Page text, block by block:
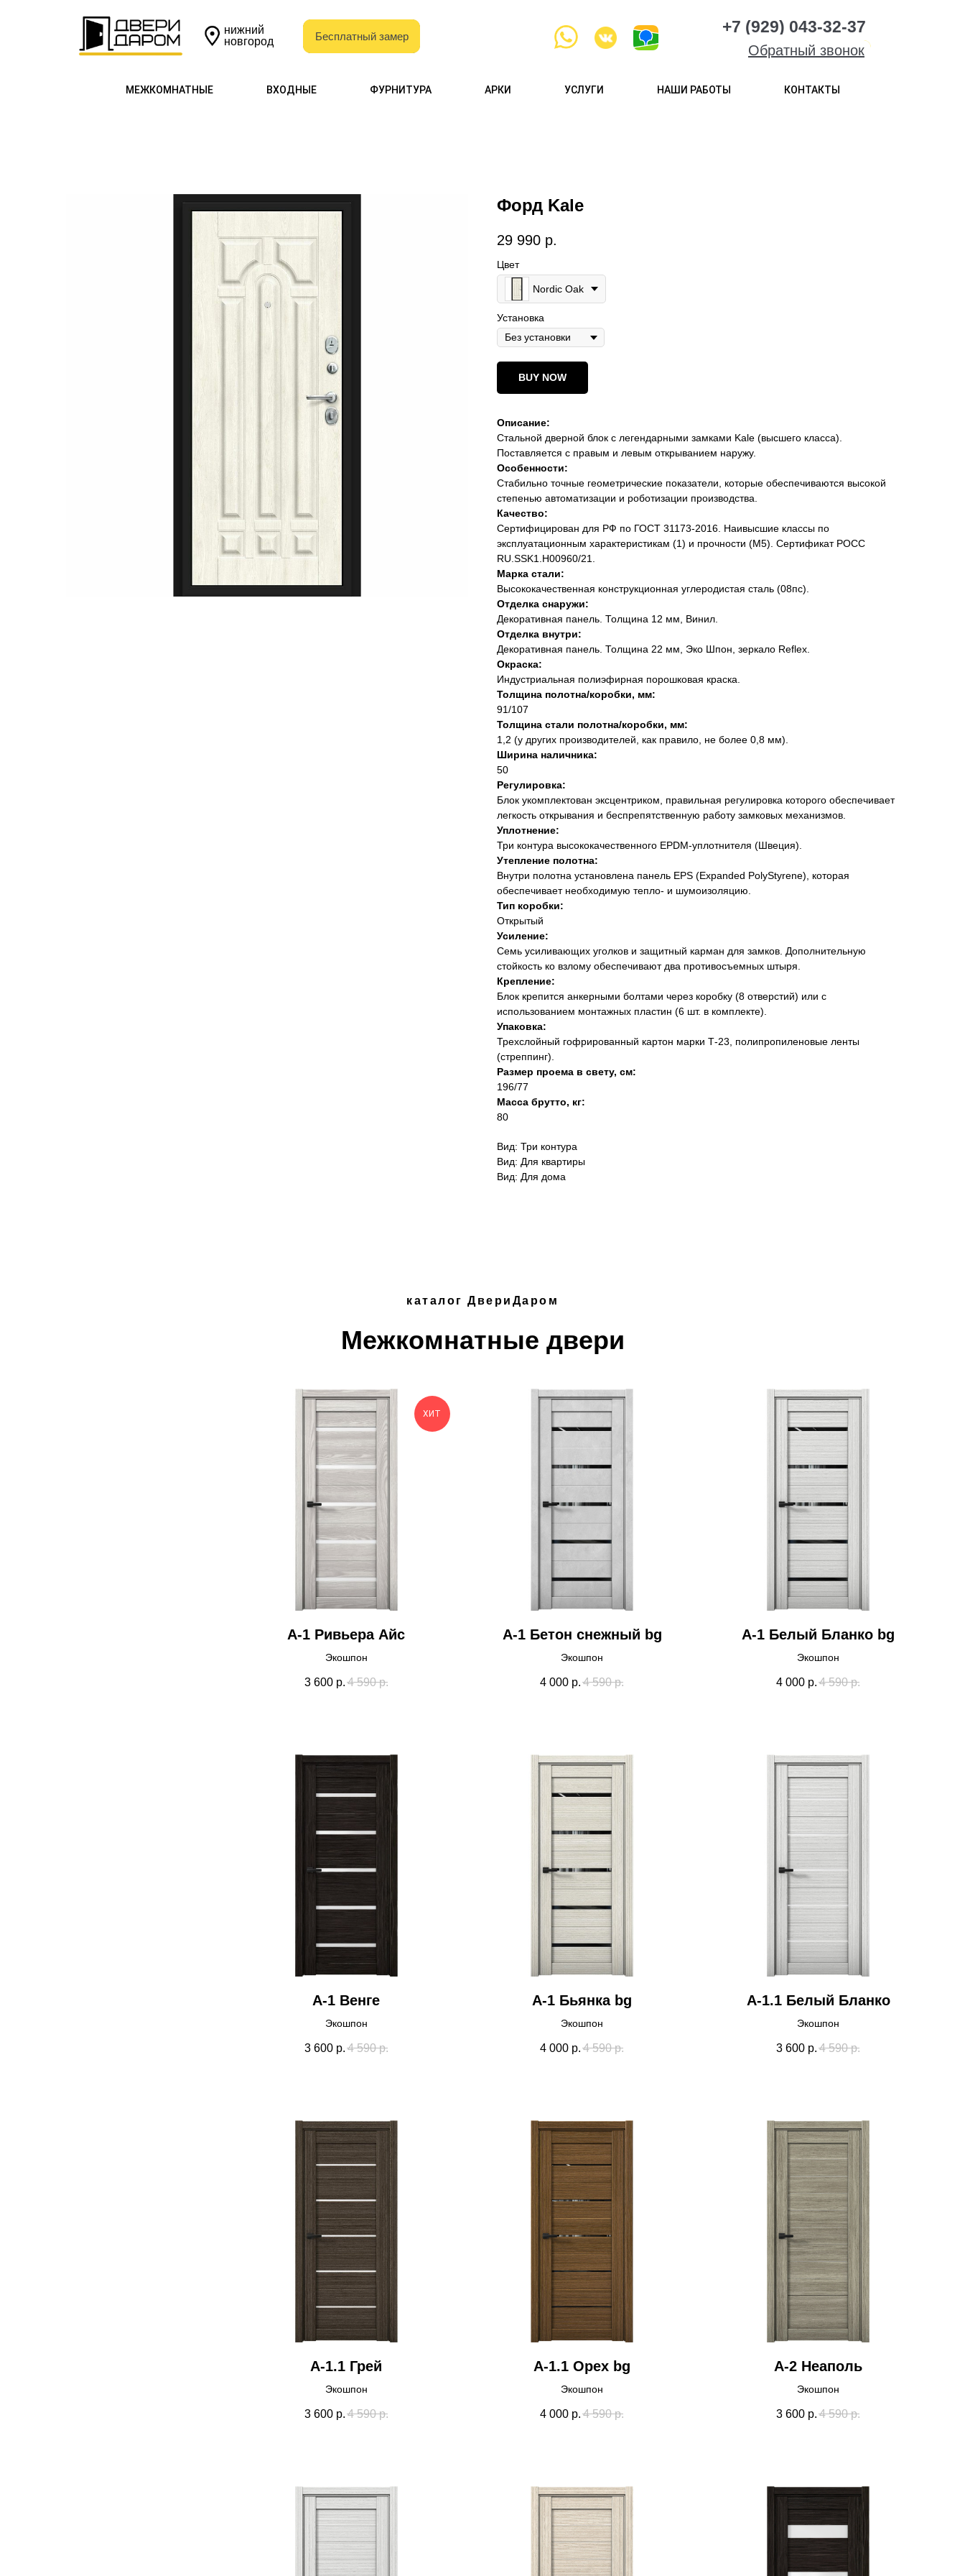
+7 (929) 043-32-37
нижний
новгород
Бесплатный замер
Обратный звонок
Бесплатный замер
и каталогами
МЕЖКОМНАТНЫЕ ВХОДНЫЕ ФУРНИТУРА АРКИ УСЛУГИ НАШИ РАБОТЫ КОНТАКТЫ
Форд Kale
29 990 р.
Цвет
Nordic Oak
Установка
BUY NOW
Описание:
Стальной дверной блок с легендарными замками Kale (высшего класса).
Поставляется с правым и левым открыванием наружу.
Особенности:
Стабильно точные геометрические показатели, которые обеспечиваются высокой
степенью автоматизации и роботизации производства.
Качество:
Сертифицирован для РФ по ГОСТ 31173-2016. Наивысшие классы по
эксплуатационным характеристикам (1) и прочности (М5). Сертификат POCC
RU.SSK1.H00960/21.
Марка стали:
Высококачественная конструкционная углеродистая сталь (08пс).
Отделка снаружи:
Декоративная панель. Толщина 12 мм, Винил.
Отделка внутри:
Декоративная панель. Толщина 22 мм, Эко Шпон, зеркало Reflex.
Окраска:
Индустриальная полиэфирная порошковая краска.
Толщина полотна/коробки, мм:
91/107
Толщина стали полотна/коробки, мм:
1,2 (у других производителей, как правило, не более 0,8 мм).
Ширина наличника:
50
Регулировка:
Блок укомплектован эксцентриком, правильная регулировка которого обеспечивает
легкость открывания и беспрепятственную работу замковых механизмов.
Уплотнение:
Три контура высококачественного EPDM-уплотнителя (Швеция).
Утепление полотна:
Внутри полотна установлена панель EPS (Expanded PolyStyrene), которая
обеспечивает необходимую тепло- и шумоизоляцию.
Тип коробки:
Открытый
Усиление:
Семь усиливающих уголков и защитный карман для замков. Дополнительную
стойкость ко взлому обеспечивают два противосъемных штыря.
Крепление:
Блок крепится анкерными болтами через коробку (8 отверстий) или с
использованием монтажных пластин (6 шт. в комплекте).
Упаковка:
Трехслойный гофрированный картон марки Т-23, полипропиленовые ленты
(стреппинг).
Размер проема в свету, см:
196/77
Масса брутто, кг:
80
Вид: Три контура
Вид: Для квартиры
Вид: Для дома
каталог ДвериДаром
Межкомнатные двери
ХИТ
А-1 Ривьера Айс
Экошпон
3 600 р. 4 590 р.
А-1 Бетон снежный bg
Экошпон
4 000 р. 4 590 р.
А-1 Белый Бланко bg
Экошпон
4 000 р. 4 590 р.
А-1 Венге
Экошпон
3 600 р. 4 590 р.
А-1 Бьянка bg
Экошпон
4 000 р. 4 590 р.
А-1.1 Белый Бланко
Экошпон
3 600 р. 4 590 р.
А-1.1 Грей
Экошпон
3 600 р. 4 590 р.
А-1.1 Орех bg
Экошпон
4 000 р. 4 590 р.
А-2 Неаполь
Экошпон
3 600 р. 4 590 р.